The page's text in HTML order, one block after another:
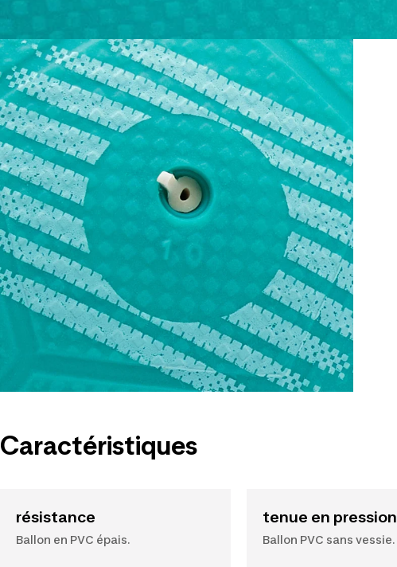
Caractéristiques
résistance
Ballon en PVC épais.
tenue en pression
Ballon PVC sans vessie.